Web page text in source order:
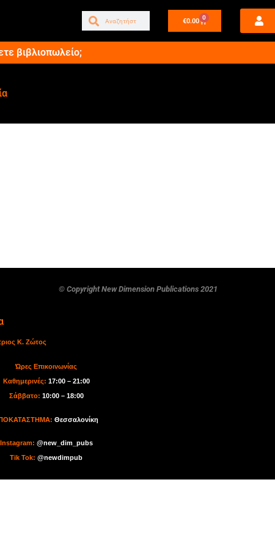
€0.00 0
βιβλιοπωλείο;
© Copyright New Dimension Publications 2021
Κ. Ζώτος
Ώρες Επικοινωνίας
Καθημερινές: 17:00 – 21:00
Σάββατο: 10:00 – 18:00
Θεσσαλονίκη
nstagram: @new_dim_pubs
Tik Tok:@newdimpub